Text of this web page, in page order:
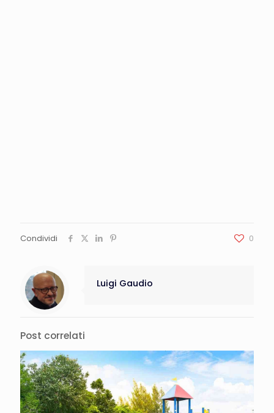
Condividi 0
Luigi Gaudio
Post correlati